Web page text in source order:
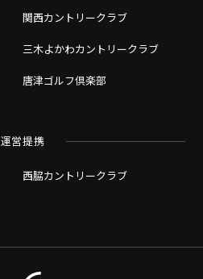
関西カントリークラブ
三木よかわカントリークラブ
唐津ゴルフ倶楽部
運営提携
西脇カントリークラブ